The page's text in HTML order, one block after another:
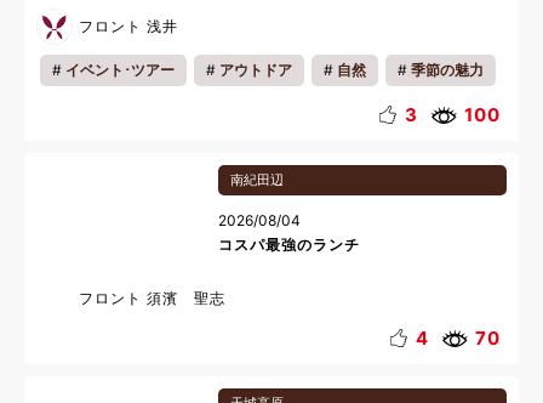
フロント 浅井
イベント･ツアー アウトドア 自然 季節の魅力
3 100
南紀田辺
2026/08/04
コスパ最強のランチ
フロント 須濱 聖志
4 70